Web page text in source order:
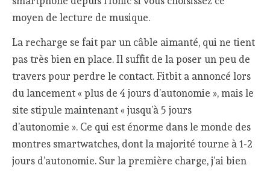
moyen de lecture de musique.
La recharge se fait par un câble aimanté, qui ne tient
pas très bien en place. Il suffit de la poser un peu de
travers pour perdre le contact. Fitbit a annoncé lors
du lancement « plus de 4 jours d’autonomie », mais le
site stipule maintenant « jusqu’à 5 jours
d’autonomie ». Ce qui est énorme dans le monde des
montres smartwatches, dont la majorité tourne à 1-2
jours d’autonomie. Sur la première charge, j’ai bien